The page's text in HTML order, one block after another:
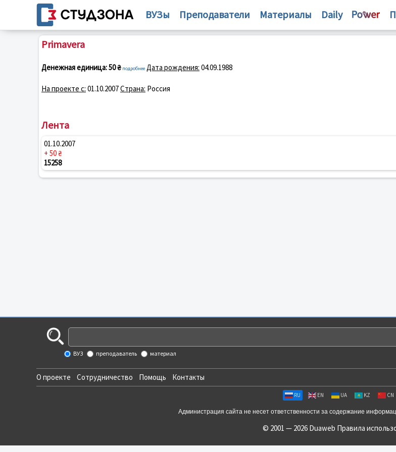
ВУЗы Преподаватели Материалы Daily
Primavera
Денежная единица:50 ₴ подробнее Дата рождения: 04.09.1988
На проекте с: 01.10.2007Страна: Россия
Лента
01.10.2007
+ 50 ₴
15258
ВУЗ преподаватель материал
О проекте Сотрудничество Помощь Контакты
RU EN UA KZ CN
Администрация сайта не несет ответственности за содержание
© 2001 — 2026 Duaweb Правила